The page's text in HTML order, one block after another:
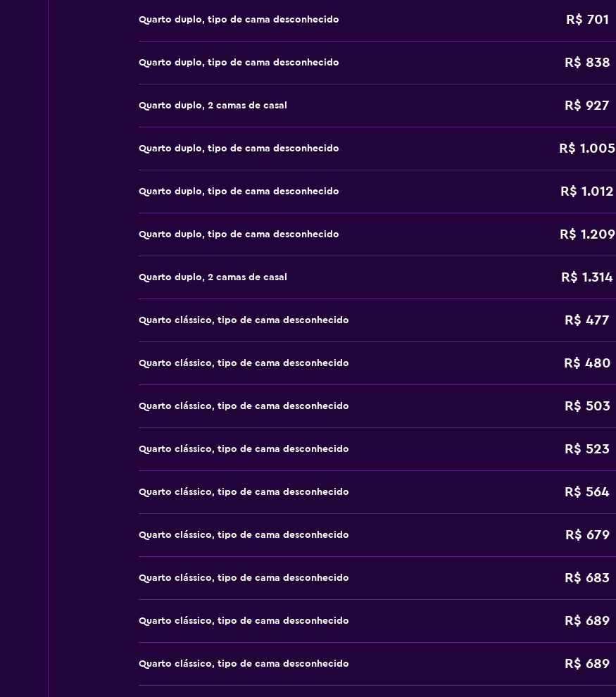
Quarto duplo, tipo de cama desconhecido R$ 701
Quarto duplo, tipo de cama desconhecido R$ 838
Quarto duplo, 2 camas de casal R$ 927
Quarto duplo, tipo de cama desconhecido R$ 1.005
Quarto duplo, tipo de cama desconhecido R$ 1.012
Quarto duplo, tipo de cama desconhecido R$ 1.209
Quarto duplo, 2 camas de casal R$ 1.314
Quarto clássico, tipo de cama desconhecido R$ 477
Quarto clássico, tipo de cama desconhecido R$ 480
Quarto clássico, tipo de cama desconhecido R$ 503
Quarto clássico, tipo de cama desconhecido R$ 523
Quarto clássico, tipo de cama desconhecido R$ 564
Quarto clássico, tipo de cama desconhecido R$ 679
Quarto clássico, tipo de cama desconhecido R$ 683
Quarto clássico, tipo de cama desconhecido R$ 689
Quarto clássico, tipo de cama desconhecido R$ 689